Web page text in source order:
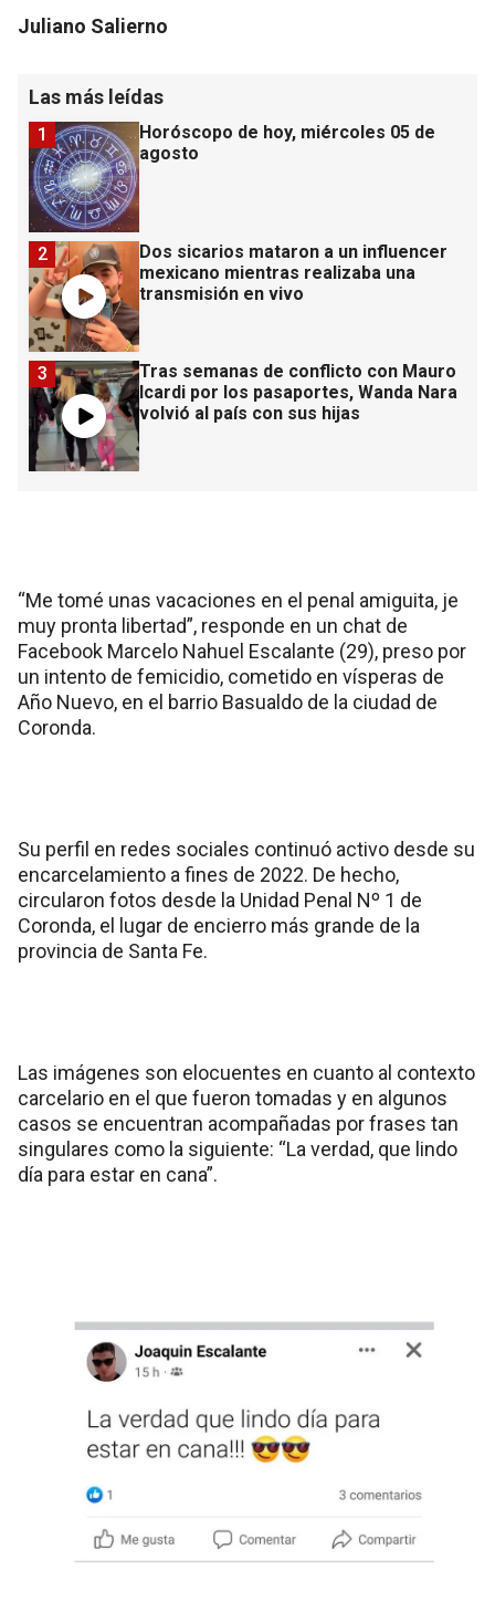
Juliano Salierno
Las más leídas
Horóscopo de hoy, miércoles 05 de
agosto
1
Dos sicarios mataron a un influencer
mexicano mientras realizaba una
transmisión en vivo
2
Tras semanas de conflicto con Mauro
Icardi por los pasaportes, Wanda Nara
volvió al país con sus hijas
3
“Me tomé unas vacaciones en el penal amiguita, je
muy pronta libertad”, responde en un chat de
Facebook Marcelo Nahuel Escalante (29), preso por
un intento de femicidio, cometido en vísperas de
Año Nuevo, en el barrio Basualdo de la ciudad de
Coronda.
Su perfil en redes sociales continuó activo desde su
encarcelamiento a fines de 2022. De hecho,
circularon fotos desde la Unidad Penal Nº 1 de
Coronda, el lugar de encierro más grande de la
provincia de Santa Fe.
Las imágenes son elocuentes en cuanto al contexto
carcelario en el que fueron tomadas y en algunos
casos se encuentran acompañadas por frases tan
singulares como la siguiente: “La verdad, que lindo
día para estar en cana”.